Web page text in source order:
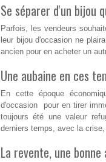
Se séparer d'un bijou
Parfois, les vendeurs
leur bijou d'occasion ne
ancien pour en acheter un
Une aubaine en ces
En cette époque
d'occasion pour en tirer
toujours été une valeur
derniers temps, avec la
La revente, une